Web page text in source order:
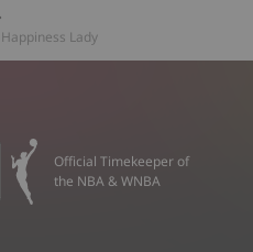
Lady
Official Timekeeper of
the NBA & WNBA